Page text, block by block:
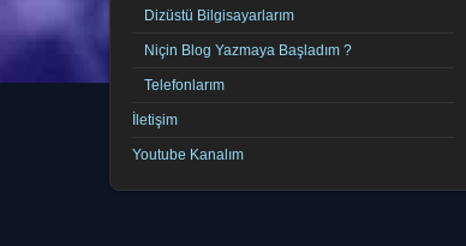
Dizüstü Bilgisayarlarım
Niçin Blog Yazmaya Başladım ?
Telefonlarım
İletişim
Youtube Kanalım